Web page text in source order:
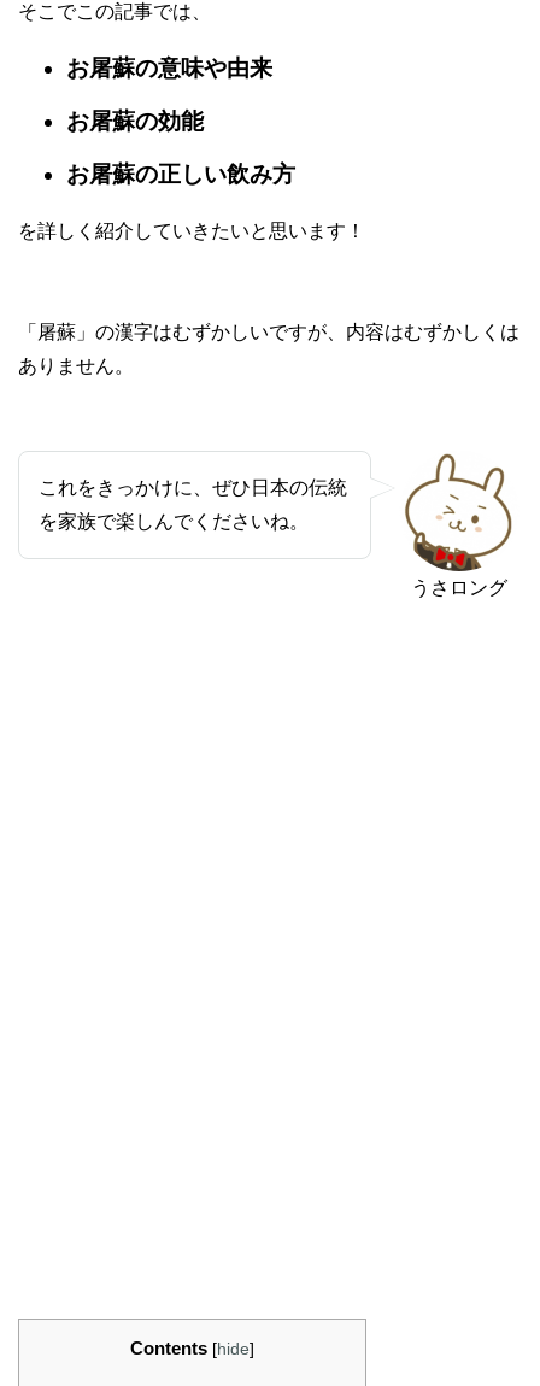
そこでこの記事では、
お屠蘇の意味や由来
お屠蘇の効能
お屠蘇の正しい飲み方
を詳しく紹介していきたいと思います！
「屠蘇」の漢字はむずかしいですが、内容はむずかしくは
ありません。
うさロング
これをきっかけに、ぜひ日本の伝統
を家族で楽しんでくださいね。
Contents [hide]